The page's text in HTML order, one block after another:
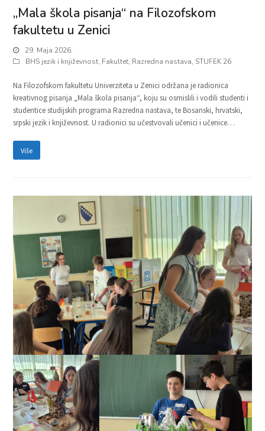
„Mala škola pisanja“ na Filozofskom
fakultetu u Zenici
29. Maja 2026.
BHS jezik i književnost, Fakultet, Razredna nastava, STUFEK 26
Na Filozofskom fakultetu Univerziteta u Zenici održana je radionica
kreativnog pisanja „Mala škola pisanja“, koju su osmislili i vodili studenti i
studentice studijskih programa Razredna nastava, te Bosanski, hrvatski,
srpski jezik i književnost. U radionici su učestvovali učenici i učenice…
Više